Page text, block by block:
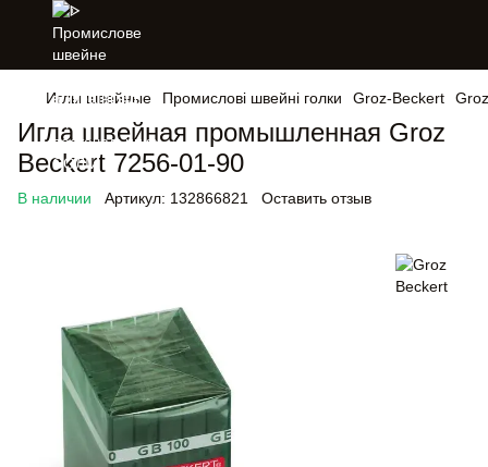
Иглы швейные Промислові швейні голки Groz-Beckert
Игла швейная промышленная Groz
Beckert 7256-01-90
В наличии Артикул: 132866821 Оставить отзыв